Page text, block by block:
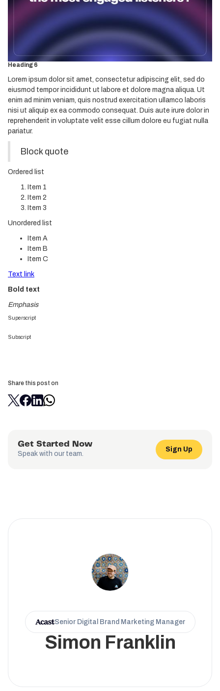
Heading 3
Heading 4
Heading 5
Heading 6
Lorem ipsum dolor sit amet, consectetur adipiscing elit, sed do
eiusmod tempor incididunt ut labore et dolore magna aliqua. Ut
enim ad minim veniam, quis nostrud exercitation ullamco laboris
nisi ut aliquip ex ea commodo consequat. Duis aute irure dolor in
reprehenderit in voluptate velit esse cillum dolore eu fugiat nulla
pariatur.
Block quote
Ordered list
Item 1
Item 2
Item 3
Unordered list
Item A
Item B
Item C
Text link
Bold text
Emphasis
Superscript
Subscript
Share this post on
Get Started Now
Speak with our team.
Sign Up
Senior Digital Brand Marketing Manager
Simon Franklin